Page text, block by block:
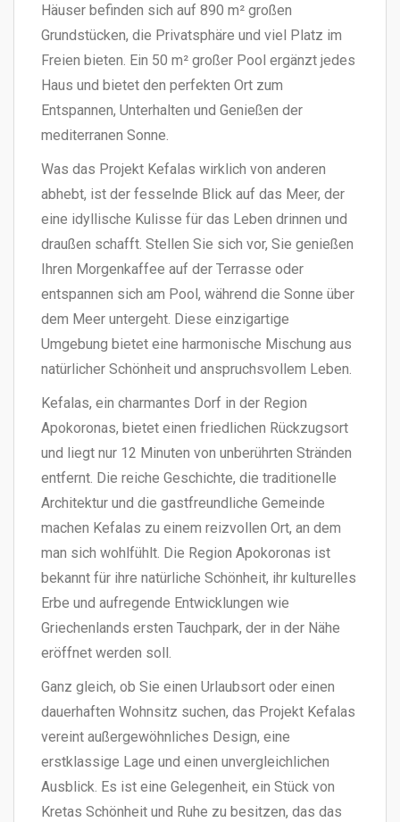
Häuser befinden sich auf 890 m² großen
Grundstücken, die Privatsphäre und viel Platz im
Freien bieten. Ein 50 m² großer Pool ergänzt jedes
Haus und bietet den perfekten Ort zum
Entspannen, Unterhalten und Genießen der
mediterranen Sonne.
Was das Projekt Kefalas wirklich von anderen
abhebt, ist der fesselnde Blick auf das Meer, der
eine idyllische Kulisse für das Leben drinnen und
draußen schafft. Stellen Sie sich vor, Sie genießen
Ihren Morgenkaffee auf der Terrasse oder
entspannen sich am Pool, während die Sonne über
dem Meer untergeht. Diese einzigartige
Umgebung bietet eine harmonische Mischung aus
natürlicher Schönheit und anspruchsvollem Leben.
Kefalas, ein charmantes Dorf in der Region
Apokoronas, bietet einen friedlichen Rückzugsort
und liegt nur 12 Minuten von unberührten Stränden
entfernt. Die reiche Geschichte, die traditionelle
Architektur und die gastfreundliche Gemeinde
machen Kefalas zu einem reizvollen Ort, an dem
man sich wohlfühlt. Die Region Apokoronas ist
bekannt für ihre natürliche Schönheit, ihr kulturelles
Erbe und aufregende Entwicklungen wie
Griechenlands ersten Tauchpark, der in der Nähe
eröffnet werden soll.
Ganz gleich, ob Sie einen Urlaubsort oder einen
dauerhaften Wohnsitz suchen, das Projekt Kefalas
vereint außergewöhnliches Design, eine
erstklassige Lage und einen unvergleichlichen
Ausblick. Es ist eine Gelegenheit, ein Stück von
Kretas Schönheit und Ruhe zu besitzen, das das